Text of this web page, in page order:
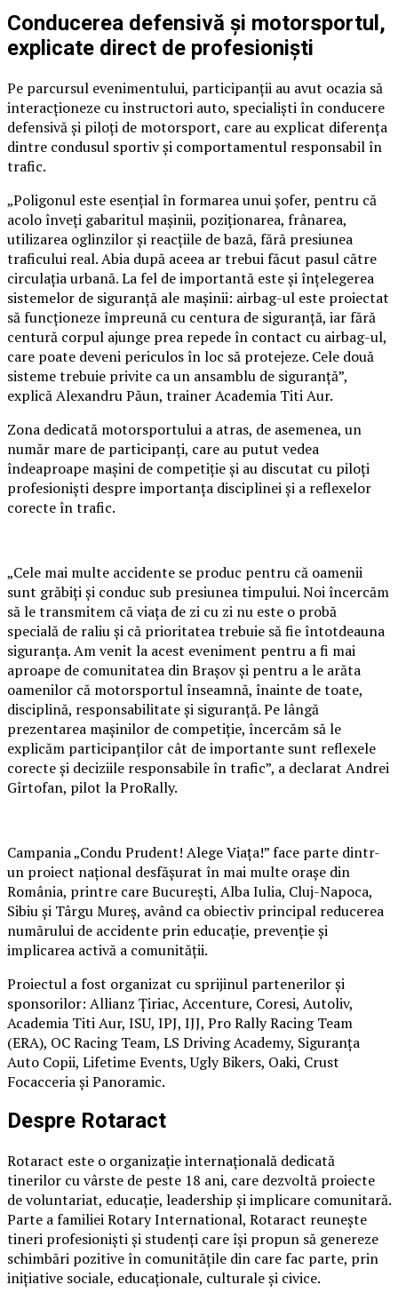
Conducerea defensivă și motorsportul,
explicate direct de profesioniști
Pe parcursul evenimentului, participanții au avut ocazia să
interacționeze cu instructori auto, specialiști în conducere
defensivă și piloți de motorsport, care au explicat diferența
dintre condusul sportiv și comportamentul responsabil în
trafic.
„Poligonul este esențial în formarea unui șofer, pentru că
acolo înveți gabaritul mașinii, poziționarea, frânarea,
utilizarea oglinzilor și reacțiile de bază, fără presiunea
traficului real. Abia după aceea ar trebui făcut pasul către
circulația urbană. La fel de importantă este și înțelegerea
sistemelor de siguranță ale mașinii: airbag-ul este proiectat
să funcționeze împreună cu centura de siguranță, iar fără
centură corpul ajunge prea repede în contact cu airbag-ul,
care poate deveni periculos în loc să protejeze. Cele două
sisteme trebuie privite ca un ansamblu de siguranță”,
explică Alexandru Păun, trainer Academia Titi Aur.
Zona dedicată motorsportului a atras, de asemenea, un
număr mare de participanți, care au putut vedea
îndeaproape mașini de competiție și au discutat cu piloți
profesioniști despre importanța disciplinei și a reflexelor
corecte în trafic.
„Cele mai multe accidente se produc pentru că oamenii
sunt grăbiți și conduc sub presiunea timpului. Noi încercăm
să le transmitem că viața de zi cu zi nu este o probă
specială de raliu și că prioritatea trebuie să fie întotdeauna
siguranța. Am venit la acest eveniment pentru a fi mai
aproape de comunitatea din Brașov și pentru a le arăta
oamenilor că motorsportul înseamnă, înainte de toate,
disciplină, responsabilitate și siguranță. Pe lângă
prezentarea mașinilor de competiție, încercăm să le
explicăm participanților cât de importante sunt reflexele
corecte și deciziile responsabile în trafic”, a declarat Andrei
Gîrtofan, pilot la ProRally.
Campania „Condu Prudent! Alege Viața!” face parte dintr-
un proiect național desfășurat în mai multe orașe din
România, printre care București, Alba Iulia, Cluj-Napoca,
Sibiu și Târgu Mureș, având ca obiectiv principal reducerea
numărului de accidente prin educație, prevenție și
implicarea activă a comunității.
Proiectul a fost organizat cu sprijinul partenerilor și
sponsorilor: Allianz Țiriac, Accenture, Coresi, Autoliv,
Academia Titi Aur, ISU, IPJ, IJJ, Pro Rally Racing Team
(ERA), OC Racing Team, LS Driving Academy, Siguranța
Auto Copii, Lifetime Events, Ugly Bikers, Oaki, Crust
Focacceria și Panoramic.
Despre Rotaract
Rotaract este o organizație internațională dedicată
tinerilor cu vârste de peste 18 ani, care dezvoltă proiecte
de voluntariat, educație, leadership și implicare comunitară.
Parte a familiei Rotary International, Rotaract reunește
tineri profesioniști și studenți care își propun să genereze
schimbări pozitive în comunitățile din care fac parte, prin
inițiative sociale, educaționale, culturale și civice.